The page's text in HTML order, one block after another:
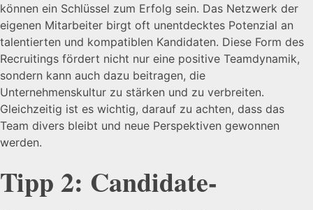
können ein Schlüssel zum Erfolg sein. Das Netzwerk der
eigenen Mitarbeiter birgt oft unentdecktes Potenzial an
talentierten und kompatiblen Kandidaten. Diese Form des
Recruitings fördert nicht nur eine positive Teamdynamik,
sondern kann auch dazu beitragen, die
Unternehmenskultur zu stärken und zu verbreiten.
Gleichzeitig ist es wichtig, darauf zu achten, dass das
Team divers bleibt und neue Perspektiven gewonnen
werden.
Tipp 2: Candidate-